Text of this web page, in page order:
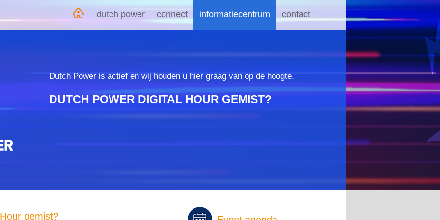
dutch power connect informatiecentrum contact
Dutch Power is actief en wij houden u hier graag van op de hoogte.
DUTCH POWER DIGITAL HOUR GEMIST?
gemist?